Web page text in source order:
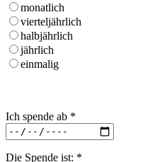
monatlich
vierteljährlich
halbjährlich
jährlich
einmalig
Ich spende ab *
Die Spende ist: *